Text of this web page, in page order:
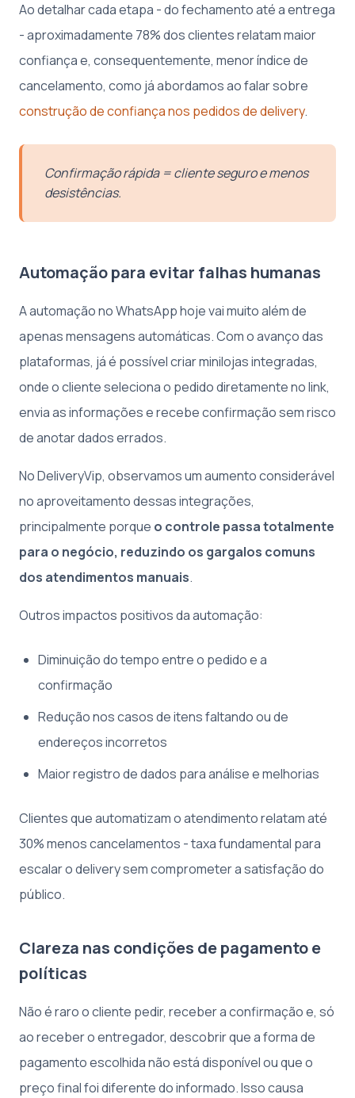
Ao detalhar cada etapa - do fechamento até a entrega
- aproximadamente 78% dos clientes relatam maior
confiança e, consequentemente, menor índice de
cancelamento, como já abordamos ao falar sobre
construção de confiança nos pedidos de delivery.
Confirmação rápida = cliente seguro e menos
desistências.
Automação para evitar falhas humanas
A automação no WhatsApp hoje vai muito além de
apenas mensagens automáticas. Com o avanço das
plataformas, já é possível criar minilojas integradas,
onde o cliente seleciona o pedido diretamente no link,
envia as informações e recebe confirmação sem risco
de anotar dados errados.
No DeliveryVip, observamos um aumento considerável
no aproveitamento dessas integrações,
principalmente porque o controle passa totalmente
para o negócio, reduzindo os gargalos comuns
dos atendimentos manuais.
Outros impactos positivos da automação:
Diminuição do tempo entre o pedido e a
confirmação
Redução nos casos de itens faltando ou de
endereços incorretos
Maior registro de dados para análise e melhorias
Clientes que automatizam o atendimento relatam até
30% menos cancelamentos - taxa fundamental para
escalar o delivery sem comprometer a satisfação do
público.
Clareza nas condições de pagamento e
políticas
Não é raro o cliente pedir, receber a confirmação e, só
ao receber o entregador, descobrir que a forma de
pagamento escolhida não está disponível ou que o
preço final foi diferente do informado. Isso causa